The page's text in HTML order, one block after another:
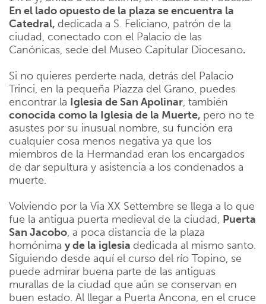
En el lado opuesto de la plaza se encuentra la
Catedral, dedicada a S. Feliciano, patrón de la
ciudad, conectado con el Palacio de las
Canónicas, sede del Museo Capitular Diocesano.
Si no quieres perderte nada, detrás del Palacio
Trinci, en la pequeña Piazza del Grano, puedes
encontrar la Iglesia de San Apolinar, también
conocida como la Iglesia de la Muerte, pero no te
asustes por su inusual nombre, su función era
cualquier cosa menos negativa ya que los
miembros de la Hermandad eran los encargados
de dar sepultura y asistencia a los condenados a
muerte.
Volviendo por la Via XX Settembre se llega a lo que
fue la antigua puerta medieval de la ciudad, Puerta
San Jacobo, a poca distancia de la plaza
homónima y de la iglesia dedicada al mismo santo.
Siguiendo desde aquí el curso del río Topino, se
puede admirar buena parte de las antiguas
murallas de la ciudad que aún se conservan en
buen estado. Al llegar a Puerta Ancona, en el cruce